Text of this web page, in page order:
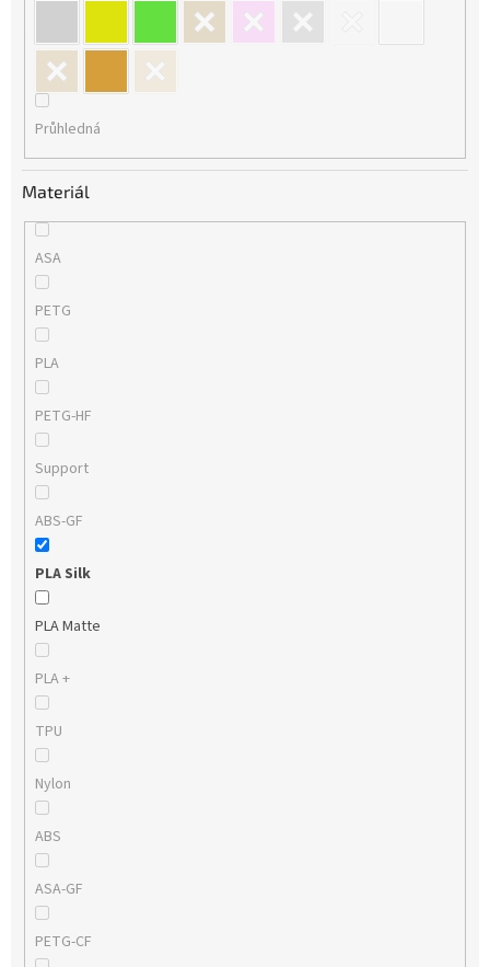
Průhledná
Materiál
ASA
PETG
PLA
PETG-HF
Support
ABS-GF
PLA Silk
PLA Matte
PLA +
TPU
Nylon
ABS
ASA-GF
PETG-CF